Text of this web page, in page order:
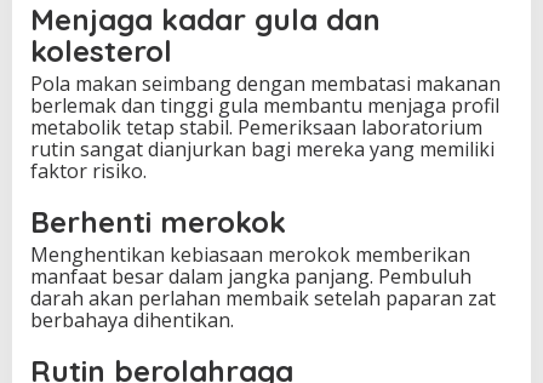
Menjaga kadar gula dan
kolesterol
Pola makan seimbang dengan membatasi makanan
berlemak dan tinggi gula membantu menjaga profil
metabolik tetap stabil. Pemeriksaan laboratorium
rutin sangat dianjurkan bagi mereka yang memiliki
faktor risiko.
Berhenti merokok
Menghentikan kebiasaan merokok memberikan
manfaat besar dalam jangka panjang. Pembuluh
darah akan perlahan membaik setelah paparan zat
berbahaya dihentikan.
Rutin berolahraga